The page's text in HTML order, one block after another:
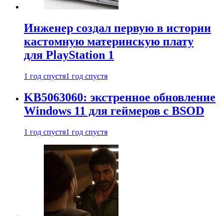
Инженер создал первую в истории
кастомную материнскую плату
для PlayStation 1
1 год спустя1 год спустя
KB5063060: экстренное обновление
Windows 11 для геймеров с BSOD
1 год спустя1 год спустя